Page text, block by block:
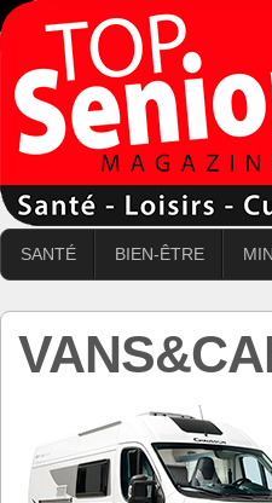
SANTÉ BIEN-ÊTRE